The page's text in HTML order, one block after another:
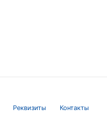
Реквизиты Контакты